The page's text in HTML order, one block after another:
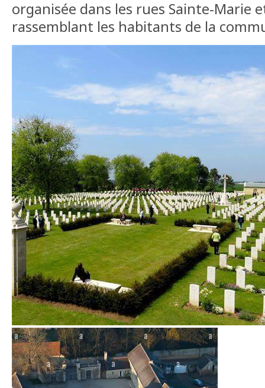
organisée dans les rues Sainte-Marie
rassemblant les habitants de la